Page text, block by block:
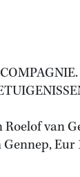
Roelof van
Eur